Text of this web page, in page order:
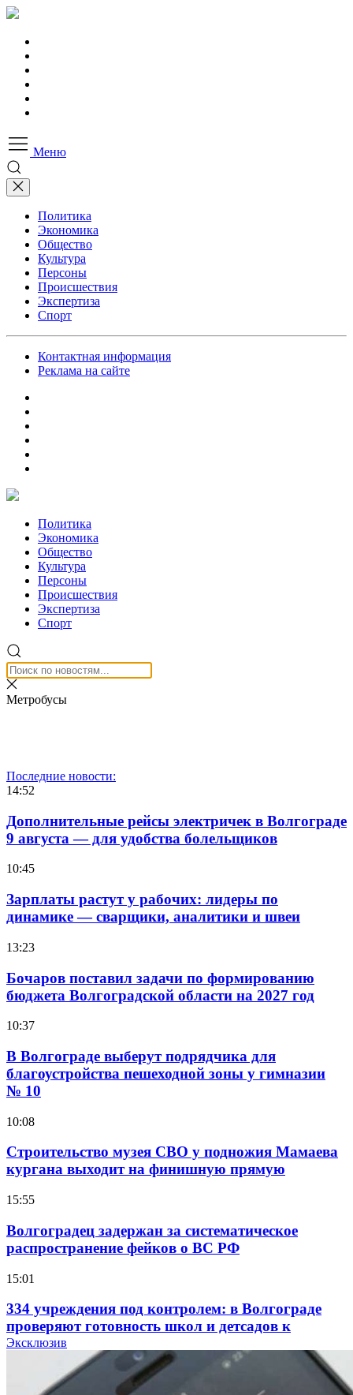
Меню
Политика
Экономика
Общество
Культура
Персоны
Происшествия
Экспертиза
Спорт
Контактная информация
Реклама на сайте
Политика
Экономика
Общество
Культура
Персоны
Происшествия
Экспертиза
Спорт
Метробусы
Последние новости:
14:52
Дополнительные рейсы электричек в Волгограде
9 августа — для удобства болельщиков
10:45
Зарплаты растут у рабочих: лидеры по
динамике — сварщики, аналитики и швеи
13:23
Бочаров поставил задачи по формированию
бюджета Волгоградской области на 2027 год
10:37
В Волгограде выберут подрядчика для
благоустройства пешеходной зоны у гимназии
№ 10
10:08
Строительство музея СВО у подножия Мамаева
кургана выходит на финишную прямую
15:55
Волгоградец задержан за систематическое
распространение фейков о ВС РФ
15:01
334 учреждения под контролем: в Волгограде
проверяют готовность школ и детсадов к
учебному году
Эксклюзив